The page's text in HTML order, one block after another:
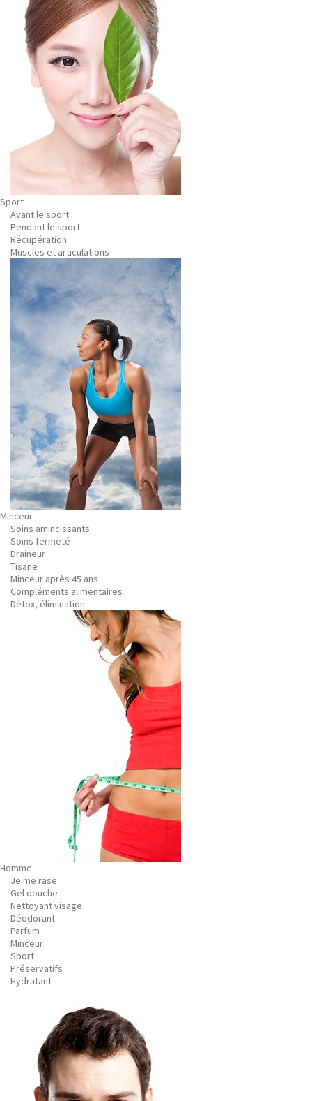
Sport
Avant le sport
Pendant le sport
Récupération
Muscles et articulations
Minceur
Soins amincissants
Soins fermeté
Draineur
Tisane
Minceur après 45 ans
Compléments alimentaires
Détox, élimination
Homme
Je me rase
Gel douche
Nettoyant visage
Déodorant
Parfum
Minceur
Sport
Préservatifs
Hydratant